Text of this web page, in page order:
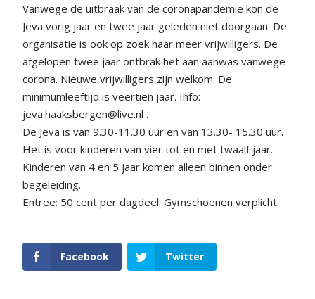
Vanwege de uitbraak van de coronapandemie kon de
Jeva vorig jaar en twee jaar geleden niet doorgaan. De
organisatie is ook op zoek naar meer vrijwilligers. De
afgelopen twee jaar ontbrak het aan aanwas vanwege
corona. Nieuwe vrijwilligers zijn welkom. De
minimumleeftijd is veertien jaar. Info:
jeva.haaksbergen@live.nl .
De Jeva is van 9.30-11.30 uur en van 13.30- 15.30 uur.
Het is voor kinderen van vier tot en met twaalf jaar.
Kinderen van 4 en 5 jaar komen alleen binnen onder
begeleiding.
Entree: 50 cent per dagdeel. Gymschoenen verplicht.
Facebook Twitter